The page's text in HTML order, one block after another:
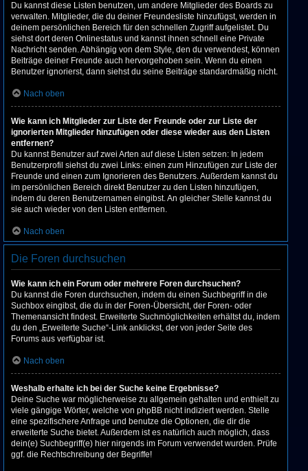
Du kannst diese Listen benutzen, um andere Mitglieder des Boards zu
verwalten. Mitglieder, die du deiner Freundesliste hinzufügst, werden in
deinem persönlichen Bereich für den schnellen Zugriff aufgelistet. Du
siehst dort deren Onlinestatus und kannst ihnen schnell eine Private
Nachricht senden. Abhängig von dem Style, den du verwendest, können
Beiträge deiner Freunde auch hervorgehoben sein. Wenn du einen
Benutzer ignorierst, dann siehst du seine Beiträge standardmäßig nicht.
Nach oben
Wie kann ich Mitglieder zur Liste der Freunde oder zur Liste der
ignorierten Mitglieder hinzufügen oder diese wieder aus den Listen
entfernen?
Du kannst Benutzer auf zwei Arten auf diese Listen setzen: In jedem
Benutzerprofil siehst du zwei Links: einen zum Hinzufügen zur Liste der
Freunde und einen zum Ignorieren des Benutzers. Außerdem kannst du
im persönlichen Bereich direkt Benutzer zu den Listen hinzufügen,
indem du deren Benutzernamen eingibst. An gleicher Stelle kannst du
sie auch wieder von den Listen entfernen.
Nach oben
Die Foren durchsuchen
Wie kann ich ein Forum oder mehrere Foren durchsuchen?
Du kannst die Foren durchsuchen, indem du einen Suchbegriff in die
Suchbox eingibst, die du in der Foren-Übersicht, der Foren- oder
Themenansicht findest. Erweiterte Suchmöglichkeiten erhältst du, indem
du den „Erweiterte Suche“-Link anklickst, der von jeder Seite des
Forums aus verfügbar ist.
Nach oben
Weshalb erhalte ich bei der Suche keine Ergebnisse?
Deine Suche war möglicherweise zu allgemein gehalten und enthielt zu
viele gängige Wörter, welche von phpBB nicht indiziert werden. Stelle
eine spezifischere Anfrage und benutze die Optionen, die dir die
erweiterte Suche bietet. Außerdem ist es natürlich auch möglich, dass
dein(e) Suchbegriff(e) hier nirgends im Forum verwendet wurden. Prüfe
ggf. die Rechtschreibung der Begriffe!